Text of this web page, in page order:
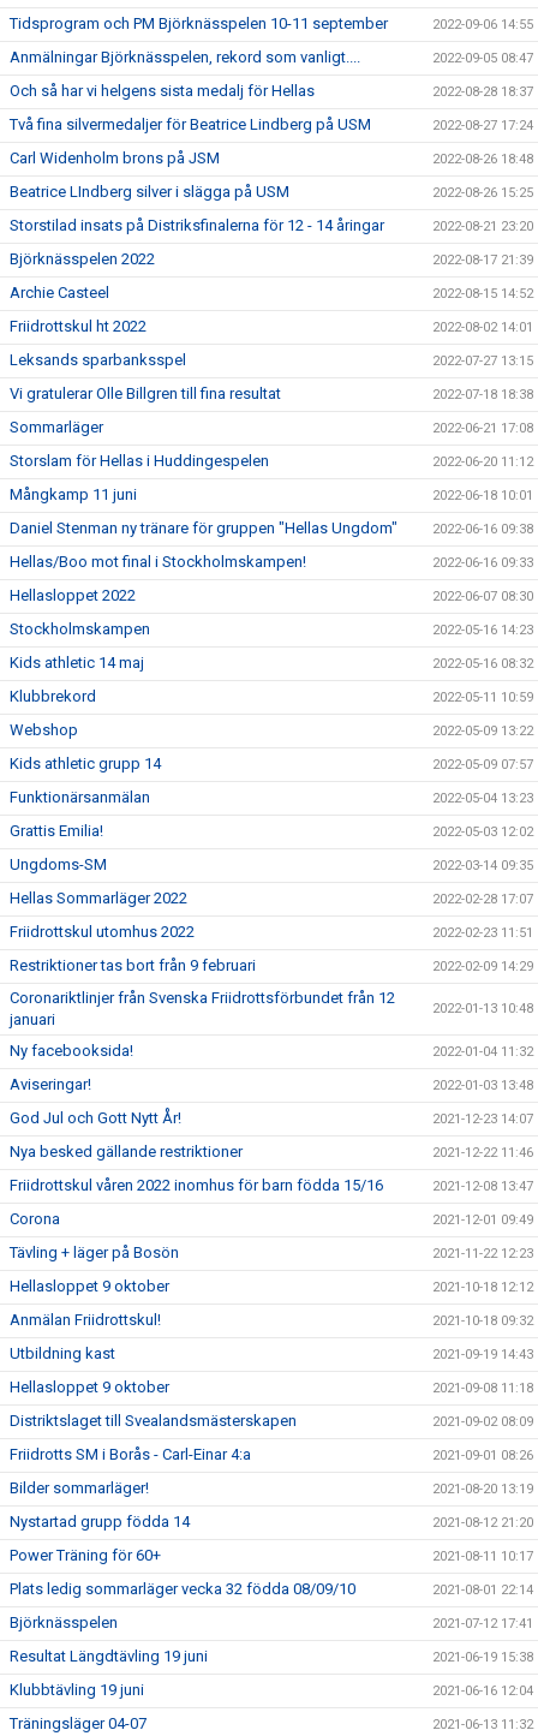
Tidsprogram och PM Björknässpelen 10-11 september 2022-09-06 14:55
Anmälningar Björknässpelen, rekord som vanligt.... 2022-09-05 08:47
Och så har vi helgens sista medalj för Hellas 2022-08-28 18:37
Två fina silvermedaljer för Beatrice Lindberg på USM 2022-08-27 17:24
Carl Widenholm brons på JSM 2022-08-26 18:48
Beatrice LIndberg silver i slägga på USM 2022-08-26 15:25
Storstilad insats på Distriksfinalerna för 12 - 14 åringar 2022-08-21 23:20
Björknässpelen 2022 2022-08-17 21:39
Archie Casteel 2022-08-15 14:52
Friidrottskul ht 2022 2022-08-02 14:01
Leksands sparbanksspel 2022-07-27 13:15
Vi gratulerar Olle Billgren till fina resultat 2022-07-18 18:38
Sommarläger 2022-06-21 17:08
Storslam för Hellas i Huddingespelen 2022-06-20 11:12
Mångkamp 11 juni 2022-06-18 10:01
Daniel Stenman ny tränare för gruppen "Hellas Ungdom" 2022-06-16 09:38
Hellas/Boo mot final i Stockholmskampen! 2022-06-16 09:33
Hellasloppet 2022 2022-06-07 08:30
Stockholmskampen 2022-05-16 14:23
Kids athletic 14 maj 2022-05-16 08:32
Klubbrekord 2022-05-11 10:59
Webshop 2022-05-09 13:22
Kids athletic grupp 14 2022-05-09 07:57
Funktionärsanmälan 2022-05-04 13:23
Grattis Emilia! 2022-05-03 12:02
Ungdoms-SM 2022-03-14 09:35
Hellas Sommarläger 2022 2022-02-28 17:07
Friidrottskul utomhus 2022 2022-02-23 11:51
Restriktioner tas bort från 9 februari 2022-02-09 14:29
Coronariktlinjer från Svenska Friidrottsförbundet från 12
januari
2022-01-13 10:48
Ny facebooksida! 2022-01-04 11:32
Aviseringar! 2022-01-03 13:48
God Jul och Gott Nytt År! 2021-12-23 14:07
Nya besked gällande restriktioner 2021-12-22 11:46
Friidrottskul våren 2022 inomhus för barn födda 15/16 2021-12-08 13:47
Corona 2021-12-01 09:49
Tävling + läger på Bosön 2021-11-22 12:23
Hellasloppet 9 oktober 2021-10-18 12:12
Anmälan Friidrottskul! 2021-10-18 09:32
Utbildning kast 2021-09-19 14:43
Hellasloppet 9 oktober 2021-09-08 11:18
Distriktslaget till Svealandsmästerskapen 2021-09-02 08:09
Friidrotts SM i Borås - Carl-Einar 4:a 2021-09-01 08:26
Bilder sommarläger! 2021-08-20 13:19
Nystartad grupp födda 14 2021-08-12 21:20
Power Träning för 60+ 2021-08-11 10:17
Plats ledig sommarläger vecka 32 födda 08/09/10 2021-08-01 22:14
Björknässpelen 2021-07-12 17:41
Resultat Längdtävling 19 juni 2021-06-19 15:38
Klubbtävling 19 juni 2021-06-16 12:04
Träningsläger 04-07 2021-06-13 11:32